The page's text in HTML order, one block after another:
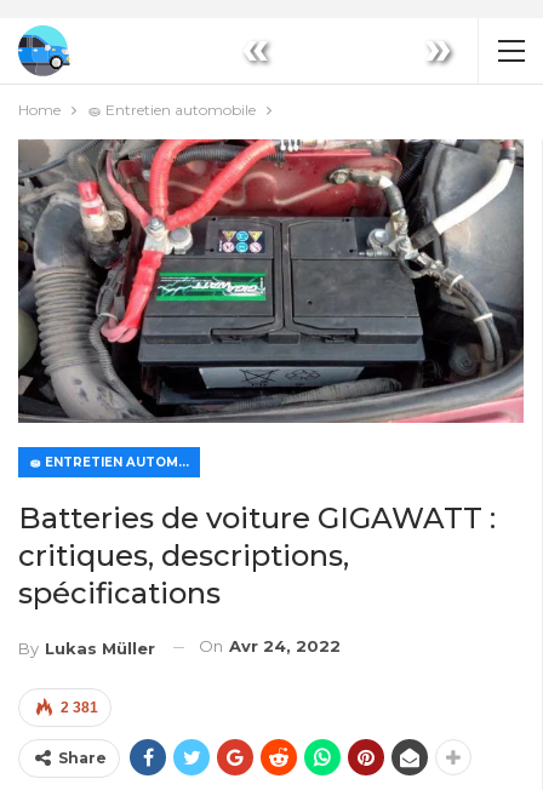
« »
Home 🧽 Entretien automobile
🧽 ENTRETIEN AUTOMOBILE
Batteries de voiture GIGAWATT :
critiques, descriptions,
spécifications
By Lukas Müller On Avr 24, 2022
2 381
Share